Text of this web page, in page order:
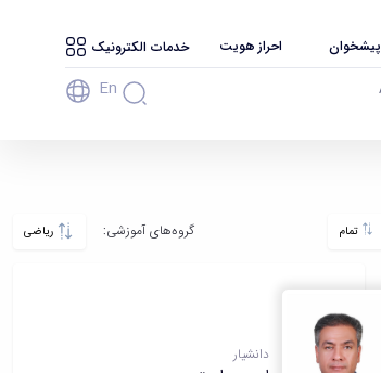
پیشخوان احراز هویت خدمات الکترونیک
En
تمام گروه‌های آموزشی:
دانشیار